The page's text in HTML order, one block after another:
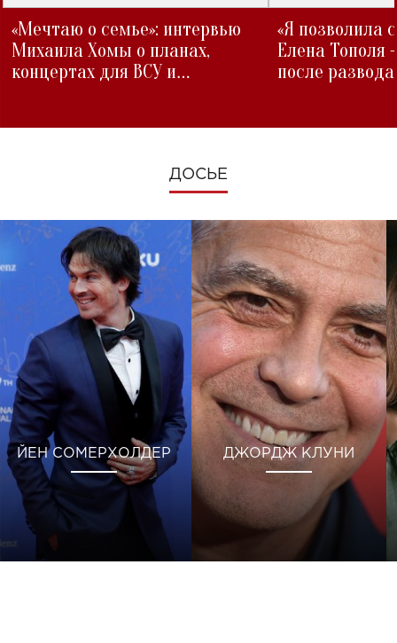
«Мечтаю о семье»: интервью
Михаила Хомы о планах,
концертах для ВСУ и
«Я позволила
Елена Тополя
после развода
ДОСЬЕ
ЙЕН СОМЕРХОЛДЕР ДЖОРДЖ КЛУНИ